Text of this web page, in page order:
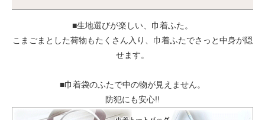
■生地選びが楽しい、巾着ふた。
こまごまとした荷物もたくさん入り、巾着ふたでさっと中身が隠
せます。
■巾着袋のふたで中の物が見えません。
防犯にも安心!!